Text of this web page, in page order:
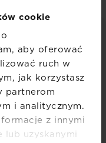
cookie
aby oferować
ruch w
jak korzystasz
partnerom
i analitycznym.
z innymi
lub uzyskanymi